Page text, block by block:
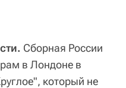
Сборная России
в Лондоне в
который не